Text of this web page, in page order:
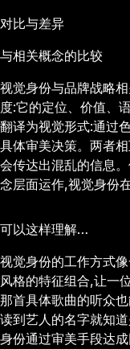
对比与差异
与相关概念的比较
视觉身份与品牌战略
度:它的定位、价值、
翻译为视觉形式:通过
具体审美决策。两者
会传达出混乱的信息
念层面运作,视觉身份
可以这样理解…
视觉身份的工作方式
风格的特征组合,让一
那首具体歌曲的听众
读到艺人的名字就知
身份通过审美手段达